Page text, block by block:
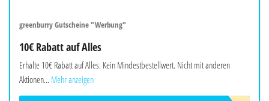
greenburry Gutscheine "Werbung"
10€ Rabatt auf Alles
Erhalte 10€ Rabatt auf Alles. Kein Mindestbestellwert. Nicht mit anderen
Aktionen... Mehr anzeigen